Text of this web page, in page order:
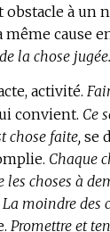
obstacle à un
cause
la chose jugée.
activité.
convient. Ce
chose faite, se
Chaque
les choses à
La moindre des
Promettre et